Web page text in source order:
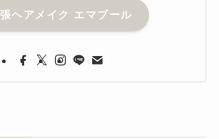
ヘアメイク エマブール